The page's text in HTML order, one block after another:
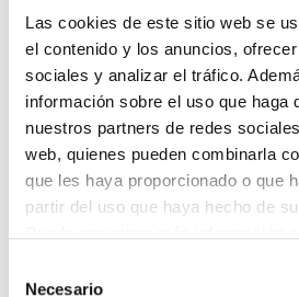
Las cookies de este sitio web se
el contenido y los anuncios,
sociales y analizar el tráfico.
información sobre el uso que haga
nuestros partners de redes
web, quienes pueden combinarla
que les haya proporcionado o que
partir del uso que haya hecho de
Haga clicaquí
Necesario
viene predosificada y es fácil de
una cápsula no suele aportar la
recomendada de 3 a 5 g, por lo
varias.
¿QUÉ VARIANTE DE
MEJOR?
preferencias personales. No